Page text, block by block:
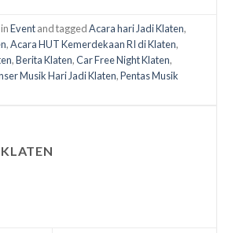
inEventand taggedAcara hari Jadi Klaten,
,Acara HUT Kemerdekaan RI di Klaten,
,Berita Klaten,Car Free Night Klaten,
Musik Hari Jadi Klaten,Pentas Musik
KLATEN